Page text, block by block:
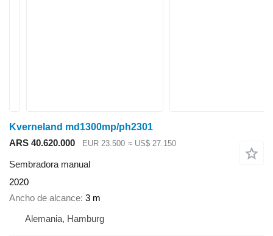
Kverneland md1300mp/ph2301
ARS 40.620.000
EUR 23.500 ≈ US$ 27.150
Sembradora manual
2020
Ancho de alcance 3 m
Alemania, Hamburg